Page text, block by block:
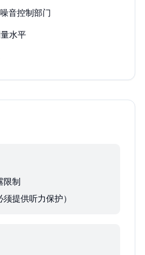
音控制部门
水平
限制
提供听力保护）